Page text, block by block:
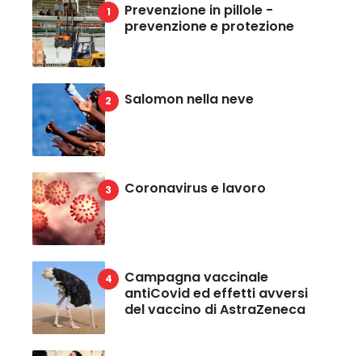
Prevenzione in pillole -
prevenzione e protezione
Salomon nella neve
Coronavirus e lavoro
Campagna vaccinale
antiCovid ed effetti avversi
del vaccino di AstraZeneca